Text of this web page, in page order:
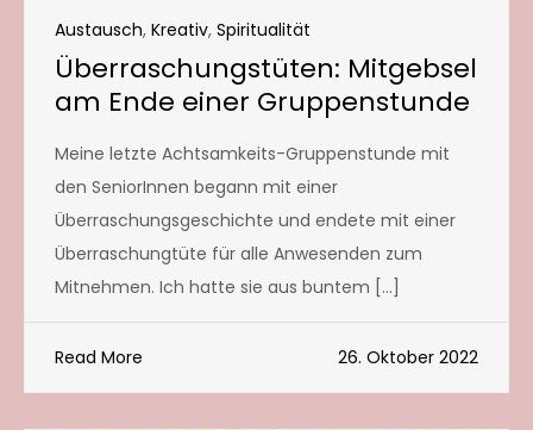
Austausch, Kreativ, Spiritualität
Überraschungstüten: Mitgebsel
am Ende einer Gruppenstunde
Meine letzte Achtsamkeits-Gruppenstunde mit
den SeniorInnen begann mit einer
Überraschungsgeschichte und endete mit einer
Überraschungtüte für alle Anwesenden zum
Mitnehmen. Ich hatte sie aus buntem […]
Read More 26. Oktober 2022